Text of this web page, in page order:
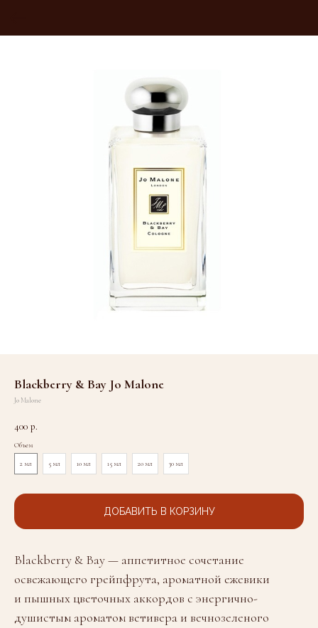
Blackberry & Bay Jo Malone
Jo Malone
400 р.
Объем
2 мл 5 мл 10 мл 15 мл 20 мл 30 мл
ДОБАВИТЬ В КОРЗИНУ
Blackberry & Bay — аппетитное сочетание
освежающего грейпфрута, ароматной ежевики
и пышных цветочных аккордов с энергично-
душистым ароматом ветивера и вечнозеленого